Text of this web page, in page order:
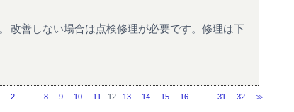
改善しない場合は点検修理が必要です。修理は下
2 8 9 10 11 12 13 14 15 16 31 32 ≫